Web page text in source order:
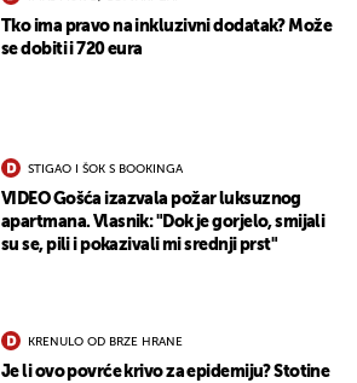
Tko ima pravo na inkluzivni dodatak? Može
se dobiti i 720 eura
STIGAO I ŠOK S BOOKINGA
VIDEO Gošća izazvala požar luksuznog
apartmana. Vlasnik: "Dok je gorjelo, smijali
su se, pili i pokazivali mi srednji prst"
KRENULO OD BRZE HRANE
Je li ovo povrće krivo za epidemiju? Stotine